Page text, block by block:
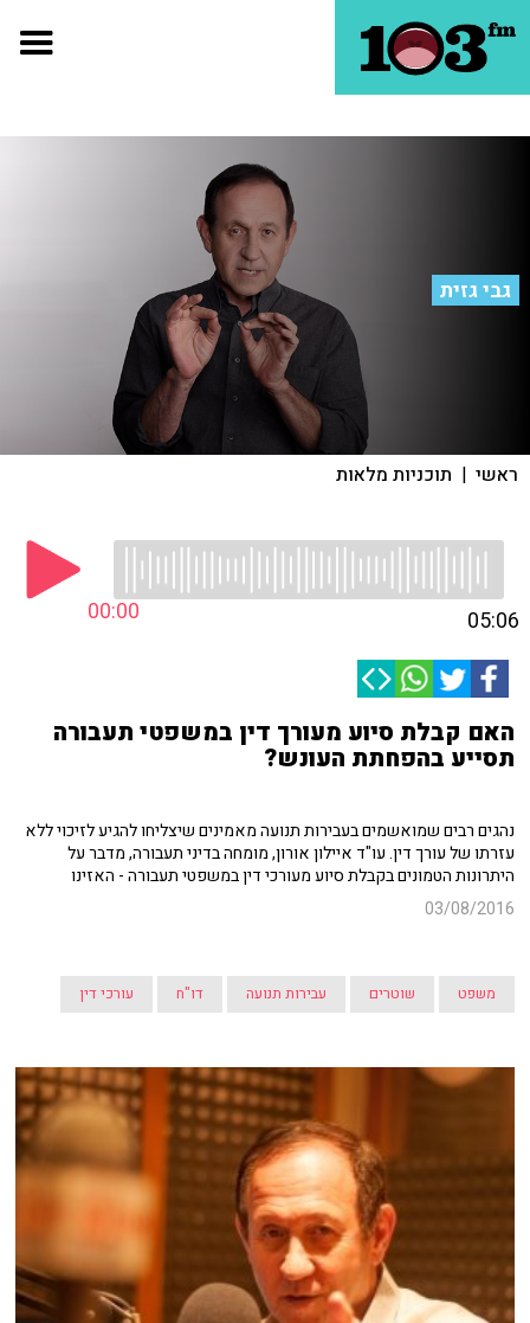
גבי גזית
ראשי | תוכניות מלאות
00:00 05:06
האם קבלת סיוע מעורך דין במשפטי תעבורה
תסייע בהפחתת העונש?
נהגים רבים שמואשמים בעבירות תנועה מאמינים שיצליחו להגיע לזיכוי ללא
עזרתו של עורך דין. עו"ד איילון אורון, מומחה בדיני תעבורה, מדבר על
היתרונות הטמונים בקבלת סיוע מעורכי דין במשפטי תעבורה - האזינו
03/08/2016
משפט שוטרים עבירות תנועה דו"ח עורכי דין